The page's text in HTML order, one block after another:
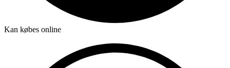
Kan købes online